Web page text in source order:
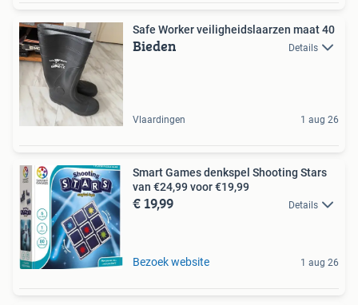
Safe Worker veiligheidslaarzen maat 40
Bieden Details
Vlaardingen 1 aug 26
Smart Games denkspel Shooting Stars
van €24,99 voor €19,99
€ 19,99 Details
Bezoek website 1 aug 26